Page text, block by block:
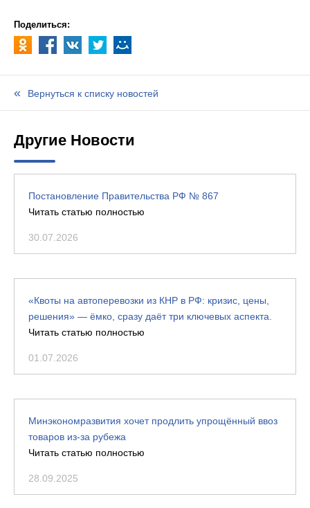
Поделиться:
Вернуться к списку новостей
Другие Новости
Постановление Правительства РФ № 867
Читать статью полностью
30.07.2026
«Квоты на автоперевозки из КНР в РФ: кризис, цены,
решения» — ёмко, сразу даёт три ключевых аспекта.
Читать статью полностью
01.07.2026
Минэкономразвития хочет продлить упрощённый ввоз
товаров из-за рубежа
Читать статью полностью
28.09.2025